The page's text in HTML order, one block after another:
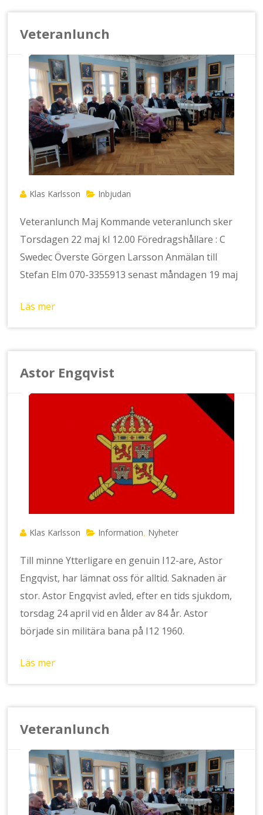
Veteranlunch
Klas Karlsson Inbjudan
Veteranlunch Maj Kommande veteranlunch sker
Torsdagen 22 maj kl 12.00 Föredragshållare : C
Swedec Överste Görgen Larsson Anmälan till
Stefan Elm 070-3355913 senast måndagen 19 maj
Läs mer
Astor Engqvist
Klas Karlsson Information Nyheter
Till minne Ytterligare en genuin I12-are, Astor
Engqvist, har lämnat oss för alltid. Saknaden är
stor. Astor Engqvist avled, efter en tids sjukdom,
torsdag 24 april vid en ålder av 84 år. Astor
började sin militära bana på I12 1960.
Läs mer
Veteranlunch